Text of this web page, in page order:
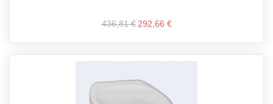
436,81 € 292,66 €